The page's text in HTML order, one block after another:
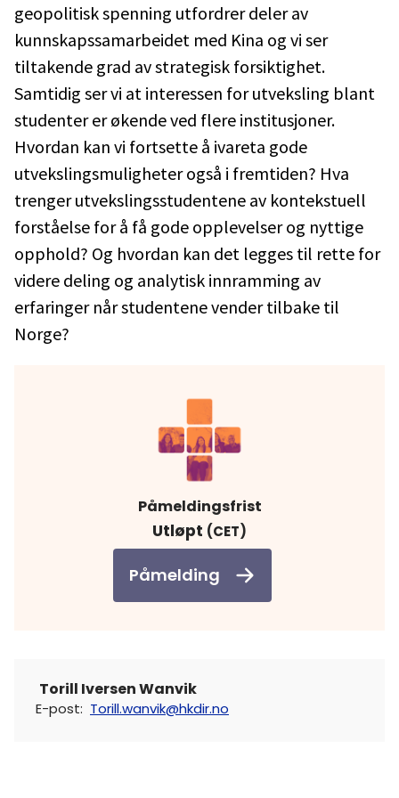
geopolitisk spenning utfordrer deler av
kunnskapssamarbeidet med Kina og vi ser
tiltakende grad av strategisk forsiktighet.
Samtidig ser vi at interessen for utveksling blant
studenter er økende ved flere institusjoner.
Hvordan kan vi fortsette å ivareta gode
utvekslingsmuligheter også i fremtiden? Hva
trenger utvekslingsstudentene av kontekstuell
forståelse for å få gode opplevelser og nyttige
opphold? Og hvordan kan det legges til rette for
videre deling og analytisk innramming av
erfaringer når studentene vender tilbake til
Norge?
Påmeldingsfrist
Utløpt (CET)
Påmelding
Torill Iversen Wanvik
E-post: Torill.wanvik@hkdir.no